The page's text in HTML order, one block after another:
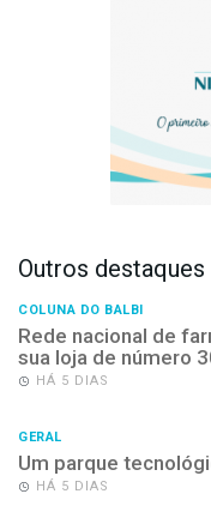
Outros destaques
COLUNA DO BALBI
Rede nacional de
sua loja de número
HÁ 5 DIAS
GERAL
Um parque
HÁ 5 DIAS